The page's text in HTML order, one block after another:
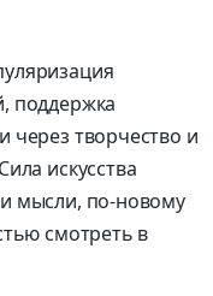
поддержка
через творчество и
искусства
мысли, по-новому
смотреть в